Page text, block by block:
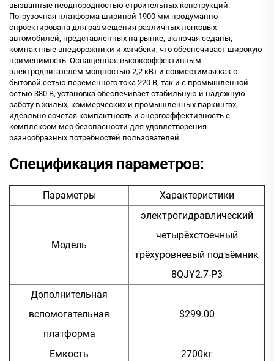
вызванные неоднородностью строительных конструкций.
Погрузочная платформа шириной 1900 мм продуманно
спроектирована для размещения различных легковых
автомобилей, представленных на рынке, включая седаны,
компактные внедорожники и хэтчбеки, что обеспечивает широкую
применимость. Оснащённая высокоэффективным
электродвигателем мощностью 2,2 кВт и совместимая как с
бытовой сетью переменного тока 220 В, так и с промышленной
сетью 380 В, установка обеспечивает стабильную и надёжную
работу в жилых, коммерческих и промышленных паркингах,
идеально сочетая компактность и энергоэффективность с
комплексом мер безопасности для удовлетворения
разнообразных потребностей пользователей.
Спецификация параметров:
Параметры Характеристики
Модель
электрогидравлический
четырёхстоечный
трёхуровневый подъёмник
8QJY2.7-P3
Дополнительная
вспомогательная
платформа
$299.00
Емкость
2700кг